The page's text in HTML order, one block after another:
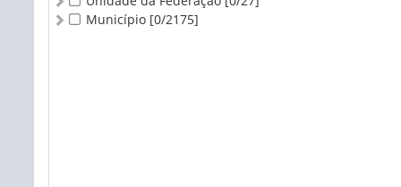
Município [0/2175]